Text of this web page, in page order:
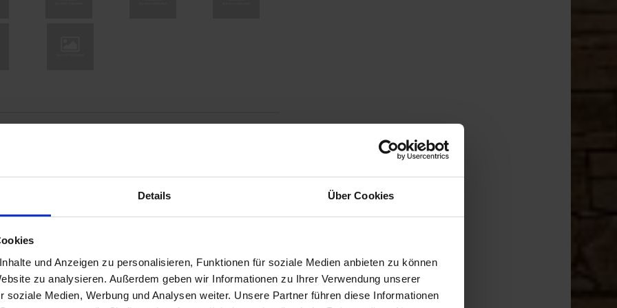
Details Über Cookies
und Anzeigen zu personalisieren, Funktionen für soziale Medien anbieten zu können
zu analysieren. Außerdem geben wir Informationen zu Ihrer Verwendung unserer
soziale Medien, Werbung und Analysen weiter. Unsere Partner führen diese Informationen
Hill"
und wenn man erst einmal da war, zieht es
im wunderbar restaurieren Kellergewölbe
Welt. Barbara, Gastgeberin aus Leidenschaft,
Dinner for2 geduldig an, gab Empfehlungen ab.
Anlage, zeigte mir die Sportgeräte und die